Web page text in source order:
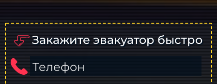
Закажите эвакуатор быстро
Телефон